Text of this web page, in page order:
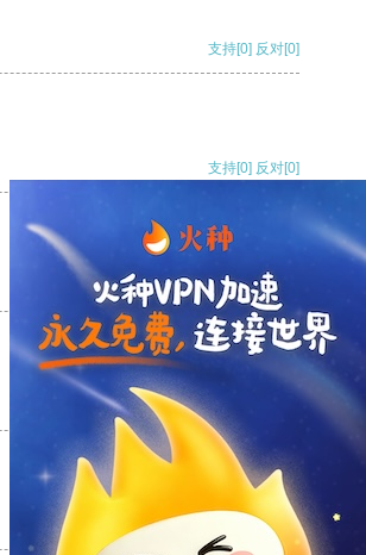
支持[0] 反对[0]
支持[0] 反对[0]
支持[0] 反对
支持
反对 [0]